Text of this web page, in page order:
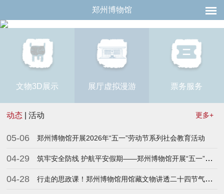
郑州博物馆
文物3D展示 展厅虚拟漫游 票务服务
动态 |活动 更多+
05-06 郑州博物馆开展2026年“五一”劳动节系列社会教育活动
04-29 筑牢安全防线 护航平安假期——郑州博物馆开展“五一”节前安全检查
04-28 行走的思政课！郑州博物馆用馆藏文物讲透二十四节气故事